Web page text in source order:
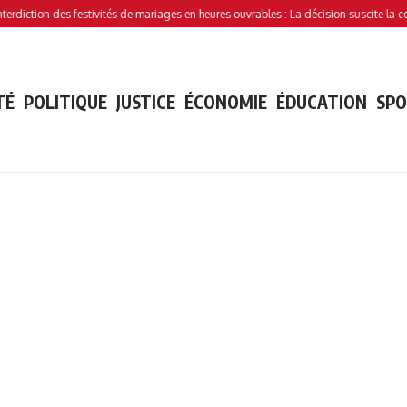
des festivités de mariages en heures ouvrables : La décision suscite la
POLITIQUE JUSTICE ÉCONOMIE ÉDUCATION